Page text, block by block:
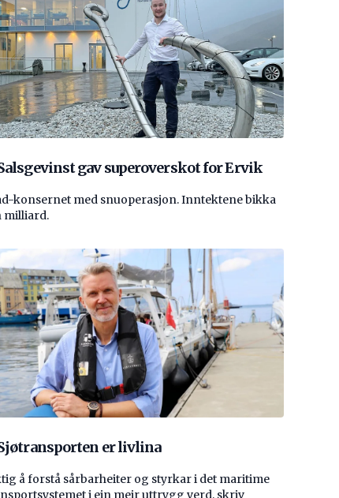
gav superoverskot for Ervik
konsernet med snuoperasjon. Inntektene bikka
milliard.
er livlina
å forstå ­sårbarheiter og styrkar i det maritime
i ein meir uttrygg verd, skriv